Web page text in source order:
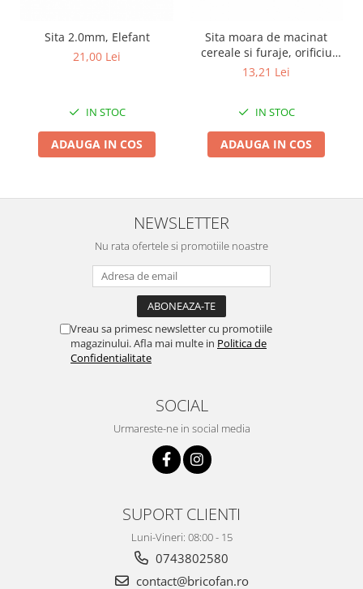
Sere si solarii
Suflante si aspiratoare exterior
Unelte manuale de gradina -
Stropitori
Folie si plase pt plante
Accesorii aragaze & butelii
Pirostrii si accesorii pentru gatit
Prelungitoare & cabluri electrice
Lumina de crestere pentru plante
Sita 2.0mm, Elefant
21,00 Lei
IN STOC
ADAUGA IN COS
Sita moara de macinat
cereale si furaje, orificiu
8mm
13,21 Lei
IN STOC
ADAUGA IN COS
NEWSLETTER
Nu rata ofertele si promotiile noastre
Vreau sa primesc newsletter cu promotiile
magazinului. Afla mai multe in Politica de
Confidentialitate
SOCIAL
Urmareste-ne in social media
SUPORT CLIENTI
Luni-Vineri: 08:00 - 15
0743802580
contact@bricofan.ro